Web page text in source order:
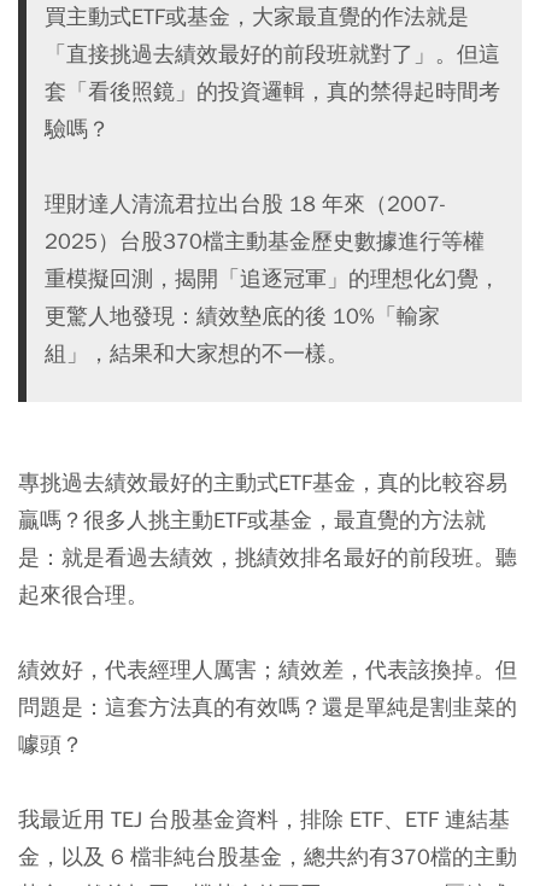
買主動式ETF或基金，大家最直覺的作法就是
「直接挑過去績效最好的前段班就對了」。但這
套「看後照鏡」的投資邏輯，真的禁得起時間考
驗嗎？
理財達人清流君拉出台股 18 年來（2007-
2025）台股370檔主動基金歷史數據進行等權
重模擬回測，揭開「追逐冠軍」的理想化幻覺，
更驚人地發現：績效墊底的後 10%「輸家
組」，結果和大家想的不一樣。
專挑過去績效最好的主動式ETF基金，真的比較容易
贏嗎？很多人挑主動ETF或基金，最直覺的方法就
是：就是看過去績效，挑績效排名最好的前段班。聽
起來很合理。
績效好，代表經理人厲害；績效差，代表該換掉。但
問題是：這套方法真的有效嗎？還是單純是割韭菜的
噱頭？
我最近用 TEJ 台股基金資料，排除 ETF、ETF 連結基
金，以及 6 檔非純台股基金，總共約有370檔的主動